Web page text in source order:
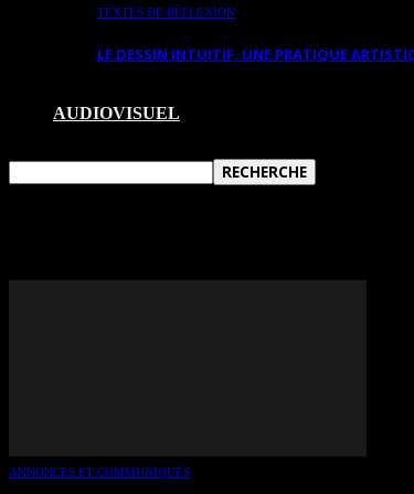
TEXTES DE RÉFLEXION
LE DESSIN INTUITIF. UNE PRATIQUE
AUDIOVISUEL
ANNONCES ET COMMUNIQUÉS